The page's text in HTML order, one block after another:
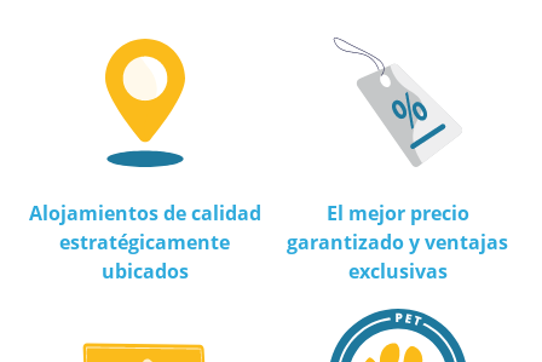
Alojamientos de calidad
estratégicamente
ubicados
El mejor precio
garantizado y ventajas
exclusivas